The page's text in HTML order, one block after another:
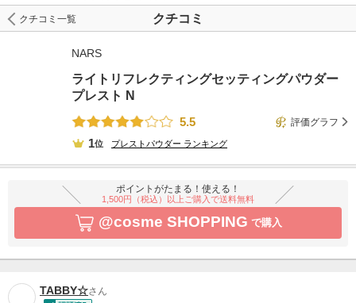
クチコミ
クチコミ一覧
NARS
ライトリフレクティングセッティングパウダー
プレスト N
5.5
評価グラフ
1位 プレストパウダー ランキング
ポイントがたまる！使える！
1,500円（税込）以上ご購入で送料無料
@cosme SHOPPING で購入
TABBY☆さん